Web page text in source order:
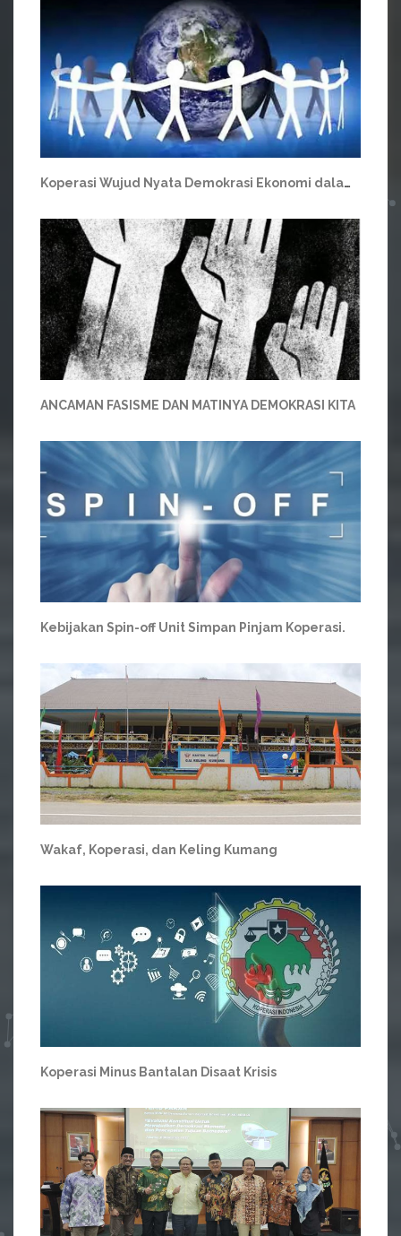
Koperasi Wujud Nyata Demokrasi Ekonomi dalam Tata Perekonomian Nasional
ANCAMAN FASISME DAN MATINYA DEMOKRASI KITA
Kebijakan Spin-off Unit Simpan Pinjam Koperasi.
Wakaf, Koperasi, dan Keling Kumang
Koperasi Minus Bantalan Disaat Krisis